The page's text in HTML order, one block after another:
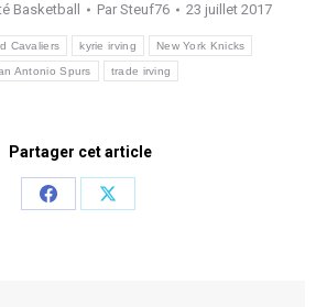
Basketball Par Steuf76 23 juillet 2017
Cavaliers kyrie irving New York Knicks
Antonio Spurs trade irving
Partager cet article
Share
Share